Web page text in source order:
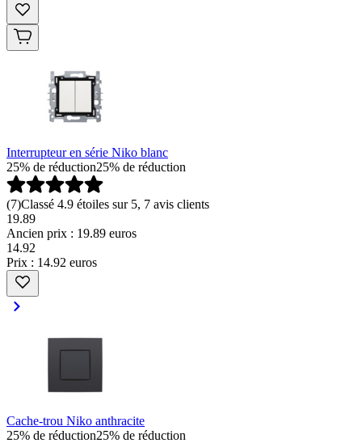
Interrupteur en série Niko blanc
25% de réduction25% de réduction
(7)Classé 4.9 étoiles sur 5, 7 avis clients
19.89
Ancien prix : 19.89 euros
14.92
Prix : 14.92 euros
Cache-trou Niko anthracite
25% de réduction25% de réduction